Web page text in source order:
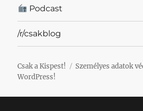
Podcast
/r/csakblog
Csak a Kispest! Személyes adatok
WordPress!